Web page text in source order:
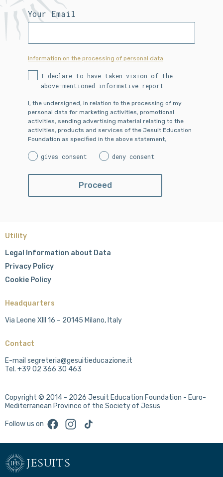
Your Email
Information on the processing of personal data
I declare to have taken vision of the
above-mentioned informative report
I, the undersigned, in relation to the processing of my
personal data for marketing activities, promotional
activities, sending advertising material relating to the
activities, products and services of the Jesuit Education
Foundation as specified in the above statement,
gives consent deny consent
Utility
Legal Information about Data
Privacy Policy
Cookie Policy
Headquarters
Via Leone XIII 16 – 20145 Milano, Italy
Contact
E-mail segreteria@gesuitieducazione.it
Tel. +39 02 366 30 463
Copyright © 2014 - 2026 Jesuit Education Foundation - Euro-
Mediterranean Province of the Society of Jesus
Follow us on FacebookInstagram
TikTok
jesuits